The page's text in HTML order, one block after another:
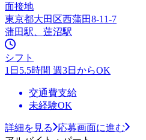
面接地
東京都大田区西蒲田8-11-7
蒲田駅、蓮沼駅
シフト
1日5.5時間 週3日からOK
交通費支給
未経験OK
詳細を見る
応募画面に進む